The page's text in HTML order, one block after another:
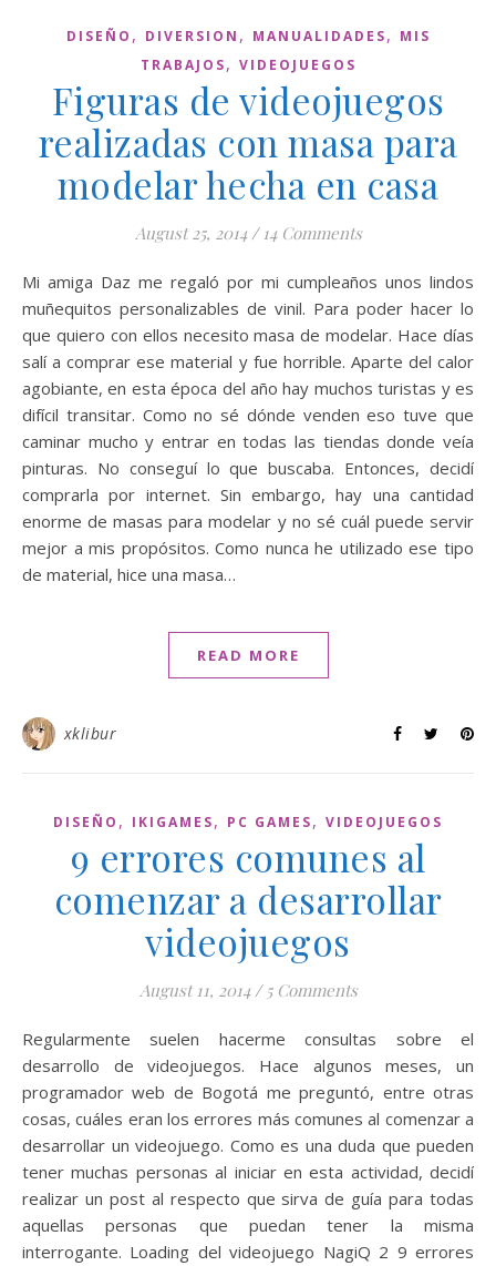
DISEÑO , DIVERSION , MANUALIDADES, MIS
TRABAJOS, VIDEOJUEGOS
Figuras de videojuegos
realizadas con masa para
modelar hecha en casa
August 25, 2014 / 14 Comments
Mi amiga Daz me regaló por mi cumpleaños unos lindos
muñequitos personalizables de vinil. Para poder hacer lo
que quiero con ellos necesito masa de modelar. Hace días
salí a comprar ese material y fue horrible. Aparte del calor
agobiante, en esta época del año hay muchos turistas y es
difícil transitar. Como no sé dónde venden eso tuve que
caminar mucho y entrar en todas las tiendas donde veía
pinturas. No conseguí lo que buscaba. Entonces, decidí
comprarla por internet. Sin embargo, hay una cantidad
enorme de masas para modelar y no sé cuál puede servir
mejor a mis propósitos. Como nunca he utilizado ese tipo
de material, hice una masa…
READ MORE
xklibur
DISEÑO , IKIGAMES, PC GAMES, VIDEOJUEGOS
9 errores comunes al
comenzar a desarrollar
videojuegos
August 11, 2014 / 5 Comments
Regularmente suelen hacerme consultas sobre el
desarrollo de videojuegos. Hace algunos meses, un
programador web de Bogotá me preguntó, entre otras
cosas, cuáles eran los errores más comunes al comenzar a
desarrollar un videojuego. Como es una duda que pueden
tener muchas personas al iniciar en esta actividad, decidí
realizar un post al respecto que sirva de guía para todas
aquellas personas que puedan tener la misma
interrogante. Loading del videojuego NagiQ 2 9 errores